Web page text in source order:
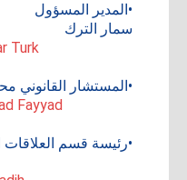
•المدير المسؤول
سمار الترك
Turk
•المستشار القانوني
Fayyad
•رئيسة قسم العلاقات